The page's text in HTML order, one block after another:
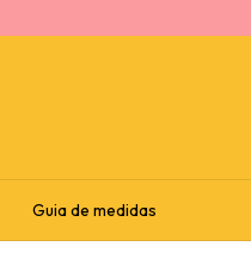
Guia de medidas